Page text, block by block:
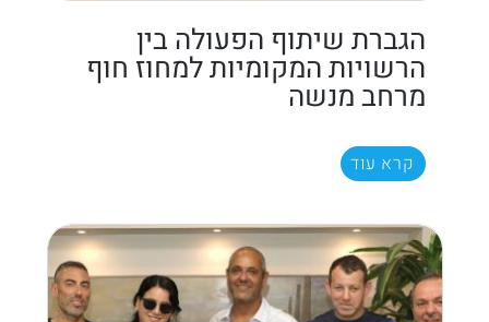
הגברת שיתוף הפעולה בין
הרשויות המקומיות למחוז חוף
מרחב מנשה
קרא עוד